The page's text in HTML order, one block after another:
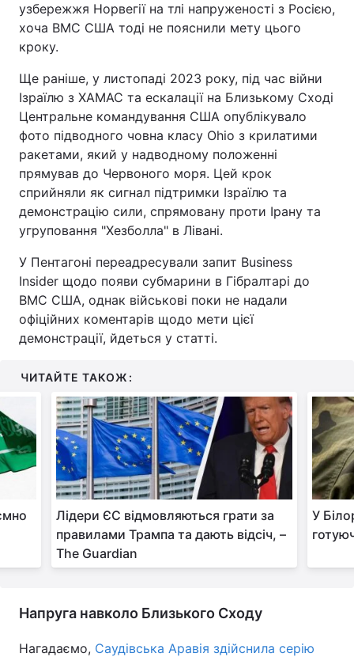
узбережжя Норвегії на тлі напруженості з Росією,
хоча ВМС США тоді не пояснили мету цього
кроку.
Ще раніше, у листопаді 2023 року, під час війни
Ізраїлю з ХАМАС та ескалації на Близькому Сході
Центральне командування США опублікувало
фото підводного човна класу Ohio з крилатими
ракетами, який у надводному положенні
прямував до Червоного моря. Цей крок
сприйняли як сигнал підтримки Ізраїлю та
демонстрацію сили, спрямовану проти Ірану та
угруповання "Хезболла" в Лівані.
У Пентагоні переадресували запит Business
Insider щодо появи субмарини в Гібралтарі до
ВМС США, однак військові поки не надали
офіційних коментарів щодо мети цієї
демонстрації, йдеться у статті.
ЧИТАЙТЕ ТАКОЖ:
Лідери ЄС відмовляються грати за
правилами Трампа та дають відсіч, –
The Guardian
У
Напруга навколо Близького Сходу
Нагадаємо, Саудівська Аравія здійснила серію